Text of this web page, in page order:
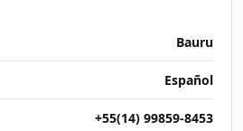
Bauru
Español
+55(14) 99859-8453